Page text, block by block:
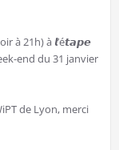
à 21h) à 𝙡’é𝙩𝙖𝙥𝙚
end du 31 janvier
de Lyon, merci